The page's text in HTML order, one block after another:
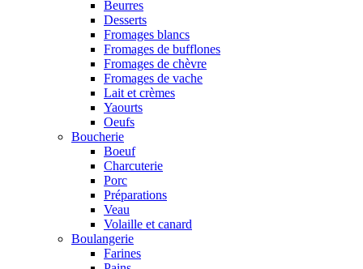
Beurres
Desserts
Fromages blancs
Fromages de bufflones
Fromages de chèvre
Fromages de vache
Lait et crèmes
Yaourts
Oeufs
Boucherie
Boeuf
Charcuterie
Porc
Préparations
Veau
Volaille et canard
Boulangerie
Farines